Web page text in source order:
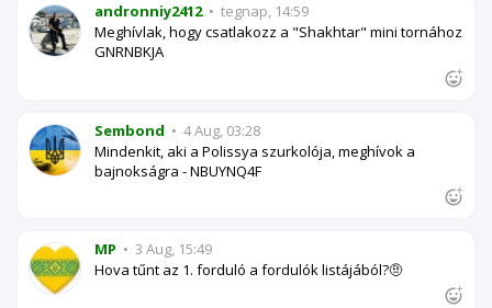
andronniy2412 • tegnap, 14:59
Meghívlak, hogy csatlakozz a "Shakhtar" mini tornához
GNRNBKJA
Sembond • 4 Aug, 03:28
Mindenkit, aki a Polissya szurkolója, meghívok a
bajnokságra - NBUYNQ4F
MP • 3 Aug, 15:49
Hova tűnt az 1. forduló a fordulók listájából?🤨